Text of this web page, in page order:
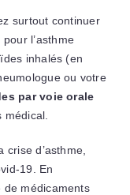
surtout continuer
pour l’asthme
inhalés (en
ou votre
par voie orale
crise d’asthme,
19. En
de médicaments